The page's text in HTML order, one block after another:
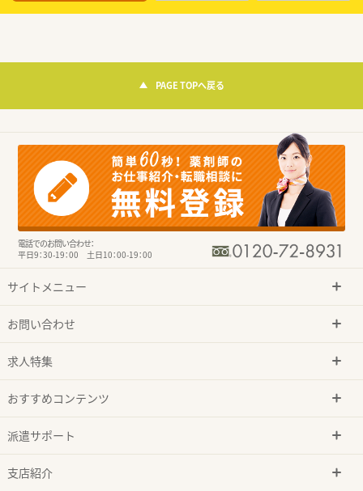
PAGE TOPへ戻る
電話でのお問い合わせ：
平日9：30-19：00 土日10：00-19：00
サイトメニュー
お問い合わせ
求人特集
おすすめコンテンツ
派遣サポート
支店紹介